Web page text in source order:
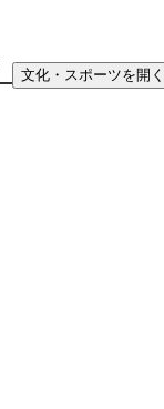
文化・スポーツを開く